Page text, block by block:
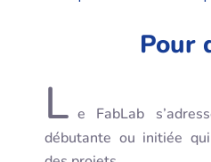
Pour
L e FabLab
débutante ou initiée